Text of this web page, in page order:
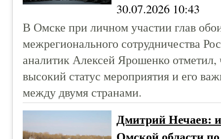
30.07.2026 10:43
В Омске при личном участии глав
межрегионального сотрудничества
аналитик Алексей Ярошенко отметил,
высокий статус мероприятия и его
между двумя странами.
Дмитрий Нечаев: